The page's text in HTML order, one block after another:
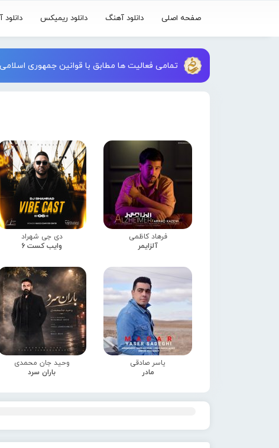
صفحه اصلی دانلود آهنگ دانلود ریمیکس دانلود
تمامی فعالیت ها مطابق با قوانین جمهوری اسلامی
فرهاد کاظمی
آلزایمر
دی جی شهراد
وایب کست 6
یاسر صادقی
مادر
وحید جان محمدی
باران سرد